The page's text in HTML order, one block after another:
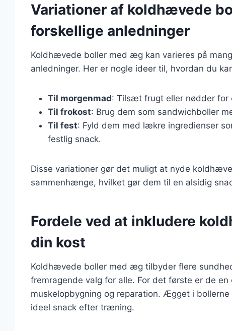
Variationer af koldhævede
forskellige anledninger
Koldhævede boller med æg kan varieres på
anledninger. Her er nogle ideer til, hvordan du
Til morgenmad: Tilsæt frugt eller nødder for
Til frokost: Brug dem som sandwichboller
Til fest: Fyld dem med lækre ingredienser
festlig snack.
Disse variationer gør det muligt at nyde
sammenhænge, hvilket gør dem til en alsidig
Fordele ved at inkludere
din kost
Koldhævede boller med æg tilbyder flere
fremragende valg for alle. For det første er de
muskelopbygning og reparation. Ægget i
ideel snack efter træning.